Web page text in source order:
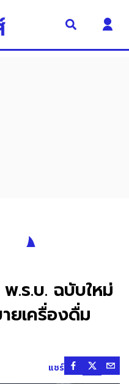
.ร.บ. ฉบับใหม่
ยเครื่องดื่ม
แชร์